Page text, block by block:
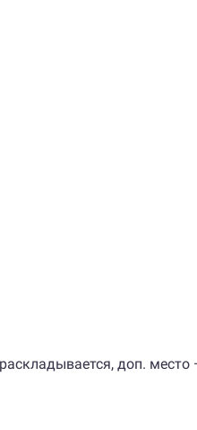
доп.